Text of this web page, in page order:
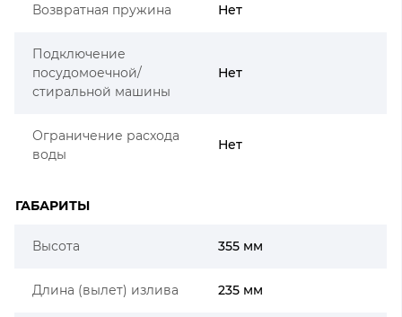
Возвратная пружина Нет
Подключение
посудомоечной/
стиральной машины
Нет
Ограничение расхода
воды
Нет
ГАБАРИТЫ
Высота 355 мм
Длина (вылет) излива 235 мм